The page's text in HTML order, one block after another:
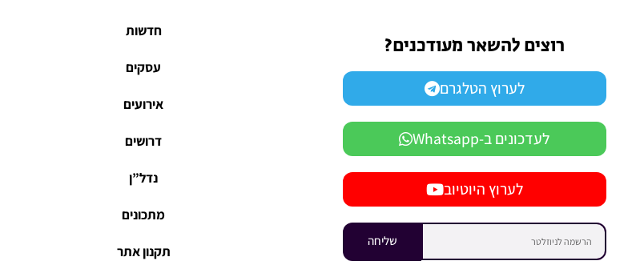
רוצים להשאר מעודכנים?
לערוץ הטלגרם
לעדכונים ב-Whatsapp
לערוץ היוטיוב
שליחה
חדשות
עסקים
אירועים
דרושים
נדל”ן
מתכונים
תקנון אתר